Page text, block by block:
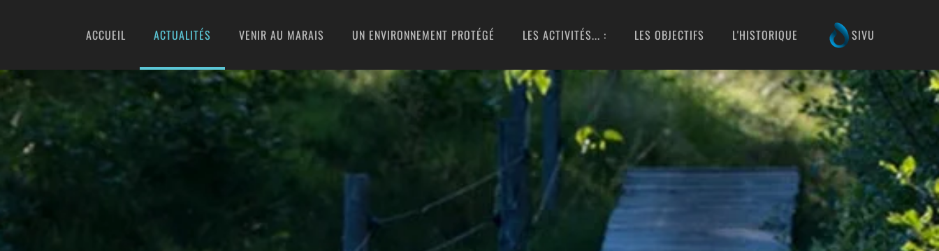
Accéder au contenu principal
ACCUEIL ACTUALITÉS VENIR AU MARAIS UN ENVIRONNEMENT PROTÉGÉ LES ACTIVITÉS... : LES OBJECTIFS L'HISTORIQUE SIVU